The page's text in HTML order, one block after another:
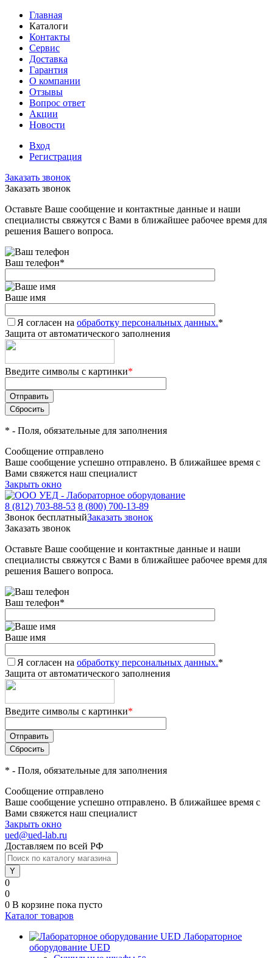
Главная
Каталоги
Контакты
Сервис
Доставка
Гарантия
О компании
Отзывы
Вопрос ответ
Акции
Новости
Вход
Регистрация
Заказать звонок
Заказать звонок
Оставьте Ваше сообщение и контактные данные и наши
специалисты свяжутся с Вами в ближайшее рабочее время для
решения Вашего вопроса.
Ваш телефон*
Ваше имя
Я согласен на обработку персональных данных.*
Защита от автоматического заполнения
Введите символы с картинки*
* - Поля, обязательные для заполнения
Сообщение отправлено
Ваше сообщение успешно отправлено. В ближайшее время с
Вами свяжется наш специалист
Закрыть окно
8 (812) 703-88-53 8 (800) 700-13-89
Звонок бесплатныйЗаказать звонок
Заказать звонок
Оставьте Ваше сообщение и контактные данные и наши
специалисты свяжутся с Вами в ближайшее рабочее время для
решения Вашего вопроса.
Ваш телефон*
Ваше имя
Я согласен на обработку персональных данных.*
Защита от автоматического заполнения
Введите символы с картинки*
* - Поля, обязательные для заполнения
Сообщение отправлено
Ваше сообщение успешно отправлено. В ближайшее время с
Вами свяжется наш специалист
Закрыть окно
ued@ued-lab.ru
Доставляем по всей РФ
0
0
0 В корзине пока пусто
Каталог товаров
Лабораторное
оборудование UED